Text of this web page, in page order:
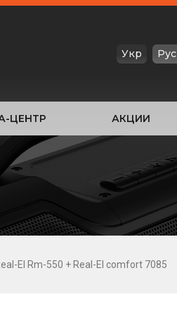
Укр Рус
ЦЕНТР АКЦИИ
El Rm-550 + Real-El comfort 7085